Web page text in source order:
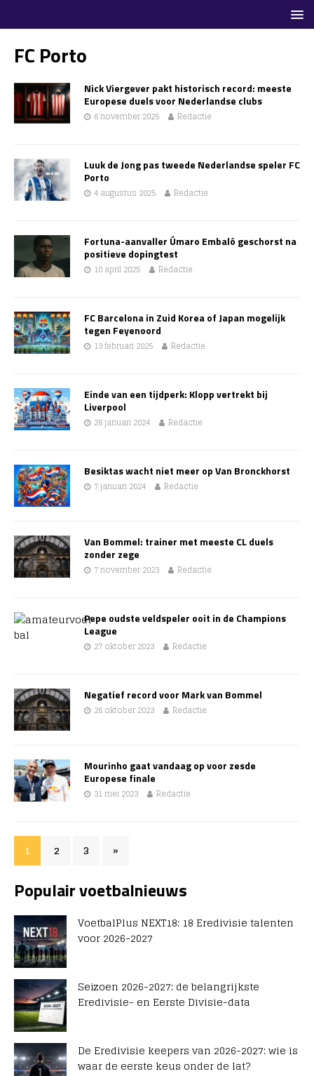
FC Porto
Nick Viergever pakt historisch record: meeste
Europese duels voor Nederlandse clubs
6 november 2025 Redactie
Luuk de Jong pas tweede Nederlandse speler FC
Porto
4 augustus 2025 Redactie
Fortuna-aanvaller Úmaro Embaló geschorst na
positieve dopingtest
10 april 2025 Redactie
FC Barcelona in Zuid Korea of Japan mogelijk
tegen Feyenoord
13 februari 2025 Redactie
Einde van een tijdperk: Klopp vertrekt bij
Liverpool
26 januari 2024 Redactie
Besiktas wacht niet meer op Van Bronckhorst
7 januari 2024 Redactie
Van Bommel: trainer met meeste CL duels
zonder zege
7 november 2023 Redactie
Pepe oudste veldspeler ooit in de Champions
League
27 oktober 2023 Redactie
Negatief record voor Mark van Bommel
26 oktober 2023 Redactie
Mourinho gaat vandaag op voor zesde
Europese finale
31 mei 2023 Redactie
1 2 3 »
Populair voetbalnieuws
VoetbalPlus NEXT18: 18 Eredivisie talenten
voor 2026-2027
Seizoen 2026-2027: de belangrijkste
Eredivisie- en Eerste Divisie-data
De Eredivisie keepers van 2026-2027: wie is
waar de eerste keus onder de lat?